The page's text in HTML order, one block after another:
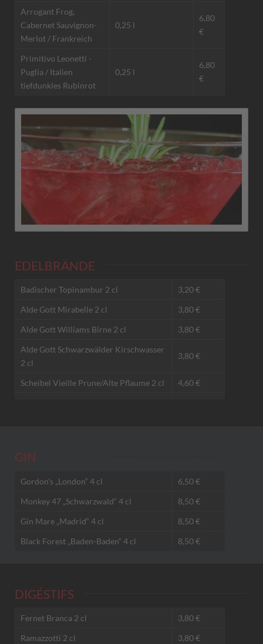
Arrogant Frog,
Cabernet Sauvignon-
Merlot / Frankreich
0,25 l
6,80
€
Primitivo Leonetti -
Puglia / Italien
tiefdunkles Rubinrot
0,25 l
6,80
€
EDELBRÄNDE
Badischer Topinambur 2 cl
3,20 €
Alde Gott Mirabelle 2 cl
3,80 €
Alde Gott Williams Birne 2 cl
3,80 €
Alde Gott Schwarzwälder Kirschwasser
2 cl
3,80 €
Scheibel Vieille Prune/Alte Pflaume 2 cl 4,60 €
GIN
Gordon's „London“ 4 cl
6,50 €
Monkey 47 „Schwarzwald“ 4 cl
8,50 €
Gin Mare „Madrid“ 4 cl
8,50 €
Black Forest „Baden-Baden“ 4 cl
8,50 €
DIGÉSTIFS
Fernet Branca 2 cl
3,80 €
Ramazzotti 2 cl
3,80 €